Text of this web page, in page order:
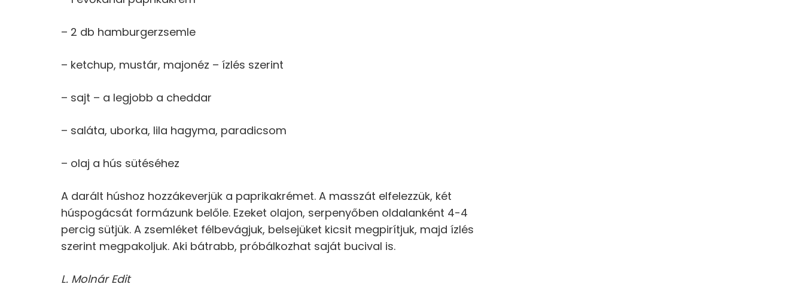
– 2 db hamburgerzsemle
– ketchup, mustár, majonéz – ízlés szerint
– sajt – a legjobb a cheddar
– saláta, uborka, lila hagyma, paradicsom
– olaj a hús sütéséhez
A darált húshoz hozzákeverjük a paprikakrémet. A masszát elfelezzük, két
húspogácsát formázunk belőle. Ezeket olajon, serpenyőben oldalanként 4-4
percig sütjük. A zsemléket félbevágjuk, belsejüket kicsit megpirítjuk, majd ízlés
szerint megpakoljuk. Aki bátrabb, próbálkozhat saját bucival is.
L. Molnár Edit